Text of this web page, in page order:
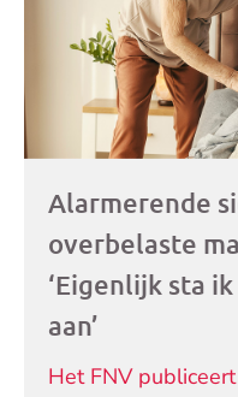
Alarmerende
overbelaste
‘Eigenlijk sta
aan’
Het FNV